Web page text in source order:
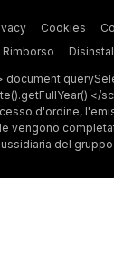
Cookies
</
d'ordine,
vengono
del